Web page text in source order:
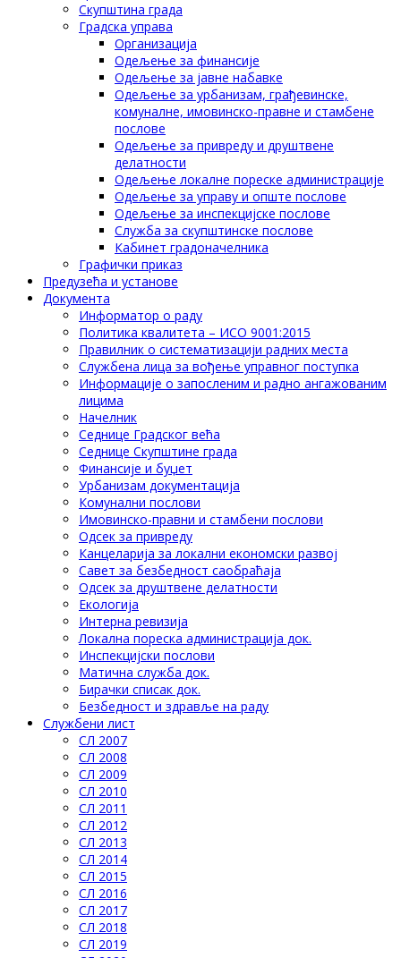
Скупштина града
Градска управа
Организација
Одељење за финансије
Одељење за јавне набавке
Одељење за урбанизам, грађевинске,
комуналне, имовинско-правне и стамбене
послове
Одељење за привреду и друштвене
делатности
Одељење локалне пореске администрације
Одељење за управу и опште послове
Одељење за инспекцијске послове
Служба за скупштинске послове
Кабинет градоначелника
Графички приказ
Предузећа и установе
Документа
Информатор о раду
Политика квалитета – ИСО 9001:2015
Правилник о систематизацији радних места
Службена лица за вођење управног поступка
Информације о запосленим и радно ангажованим
лицима
Начелник
Седнице Градског већа
Седнице Скупштине града
Финансије и буџет
Урбанизам документација
Комунални послови
Имовинско-правни и стамбени послови
Одсек за привреду
Канцеларија за локални економски развој
Савет за безбедност саобраћаја
Одсек за друштвене делатности
Eкологија
Интерна ревизија
Локална пореска администрација док.
Инспекцијски послови
Матична служба док.
Бирачки списак док.
Безбедност и здравље на раду
Службени лист
СЛ 2007
СЛ 2008
СЛ 2009
СЛ 2010
СЛ 2011
СЛ 2012
СЛ 2013
СЛ 2014
СЛ 2015
СЛ 2016
СЛ 2017
СЛ 2018
СЛ 2019